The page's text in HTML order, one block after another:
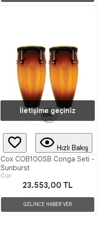
İletişime geçiniz
Hızlı Bakış
Cox COB100SB Conga Seti -
Sunburst
Cox
23.553,00 TL
GELİNCE HABER VER